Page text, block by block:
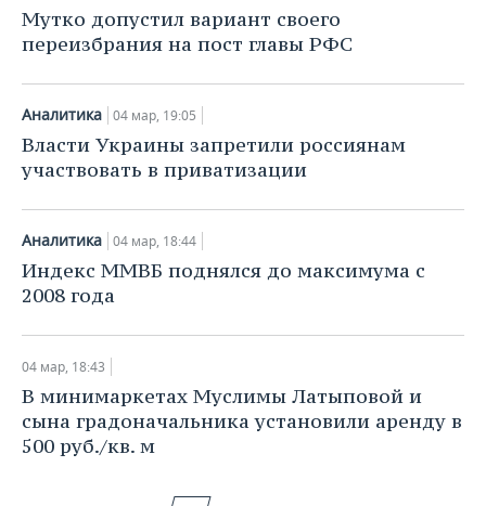
Мутко допустил вариант своего
переизбрания на пост главы РФС
Аналитика 04 мар, 19:05
​Власти Украины запретили россиянам
участвовать в приватизации
Аналитика 04 мар, 18:44
​Индекс ММВБ поднялся до максимума с
2008 года
04 мар, 18:43
В минимаркетах Муслимы Латыповой и
сына градоначальника установили аренду в
500 руб./кв. м